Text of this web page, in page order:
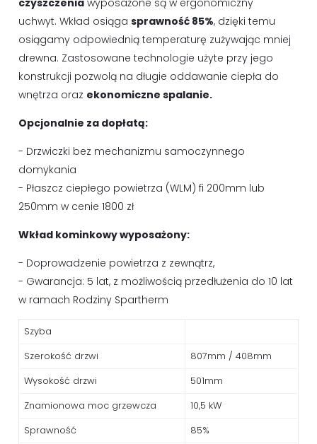
uchwyt. Wkład osiąga sprawność 85%, dzięki temu
osiągamy odpowiednią temperaturę zużywając mniej
drewna. Zastosowane technologie użyte przy jego
konstrukcji pozwolą na długie oddawanie ciepła do
wnętrza oraz ekonomiczne spalanie.
Opcjonalnie za dopłatą:
- Drzwiczki bez mechanizmu samoczynnego
domykania
- Płaszcz ciepłego powietrza (WLM) fi 200mm lub
250mm w cenie 1800 zł
Wkład kominkowy wyposażony:
- Doprowadzenie powietrza z zewnątrz,
- Gwarancja: 5 lat, z możliwością przedłużenia do 10 lat
w ramach Rodziny Spartherm
Szyba
Szerokość drzwi
807mm / 408mm
Wysokość drzwi
501mm
Znamionowa moc grzewcza
10,5 kW
Sprawność
85%